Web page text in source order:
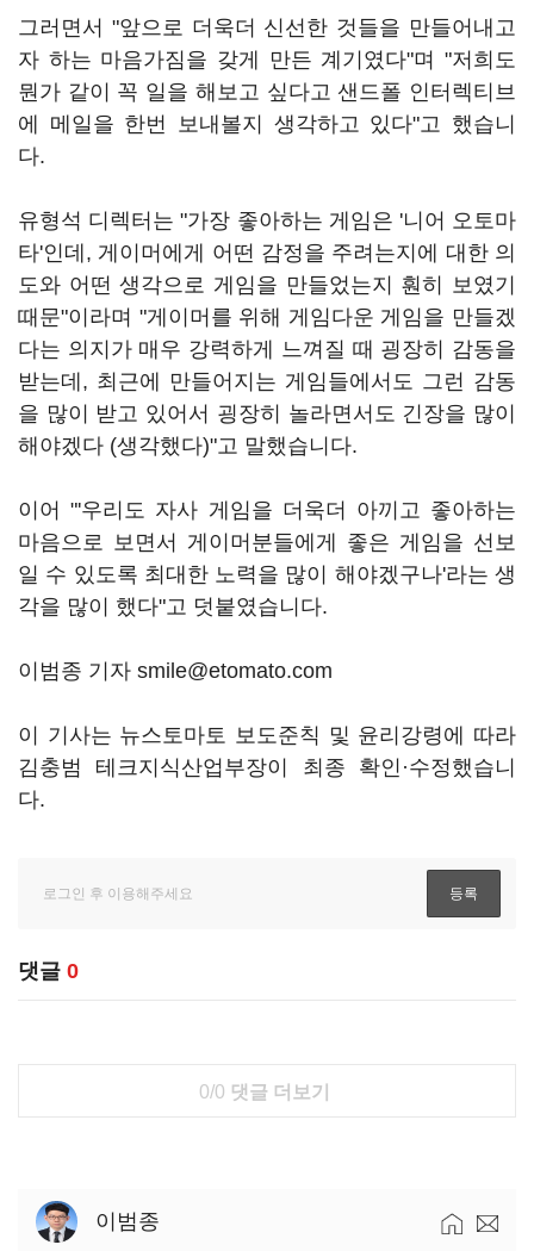
그러면서 "앞으로 더욱더 신선한 것들을 만들어내고
자 하는 마음가짐을 갖게 만든 계기였다"며 "저희도
뭔가 같이 꼭 일을 해보고 싶다고 샌드폴 인터렉티브
에 메일을 한번 보내볼지 생각하고 있다"고 했습니
다.
유형석 디렉터는 "가장 좋아하는 게임은 '니어 오토마
타'인데, 게이머에게 어떤 감정을 주려는지에 대한 의
도와 어떤 생각으로 게임을 만들었는지 훤히 보였기
때문"이라며 "게이머를 위해 게임다운 게임을 만들겠
다는 의지가 매우 강력하게 느껴질 때 굉장히 감동을
받는데, 최근에 만들어지는 게임들에서도 그런 감동
을 많이 받고 있어서 굉장히 놀라면서도 긴장을 많이
해야겠다 (생각했다)"고 말했습니다.
이어 "'우리도 자사 게임을 더욱더 아끼고 좋아하는
마음으로 보면서 게이머분들에게 좋은 게임을 선보
일 수 있도록 최대한 노력을 많이 해야겠구나'라는 생
각을 많이 했다"고 덧붙였습니다.
이범종 기자 smile@etomato.com
이 기사는 뉴스토마토 보도준칙 및 윤리강령에 따라
김충범 테크지식산업부장이 최종 확인·수정했습니
다.
댓글 0
0/0 댓글 더보기
이범종